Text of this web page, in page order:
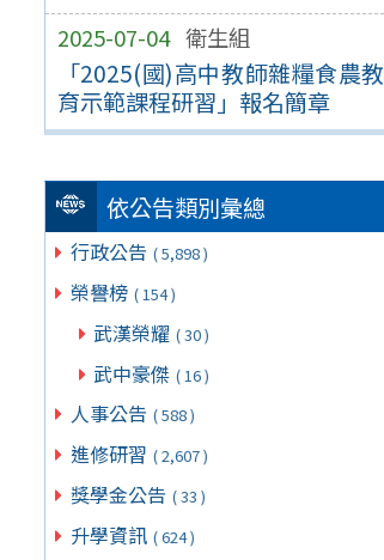
2025-07-04 衛生組
「2025(國)高中教師雜糧食農教
育示範課程研習」報名簡章
依公告類別彙總
行政公告 ( 5,898 )
榮譽榜 ( 154 )
武漢榮耀 ( 30 )
武中豪傑 ( 16 )
人事公告 ( 588 )
進修研習 ( 2,607 )
獎學金公告 ( 33 )
升學資訊 ( 624 )